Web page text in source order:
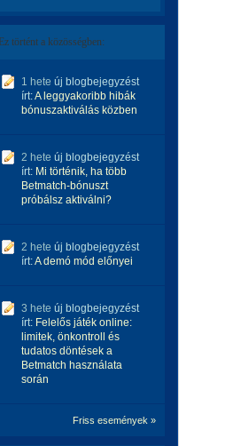
Ez történt a közösségben:
1 hete új blogbejegyzést
írt:A leggyakoribb hibák
bónuszaktiválás közben
2 hete új blogbejegyzést
írt: Mi történik, ha több
Betmatch-bónuszt
próbálsz aktiválni?
2 hete új blogbejegyzést
írt:A demó mód előnyei
3 hete új blogbejegyzést
írt: Felelős játék online:
limitek, önkontroll és
tudatos döntések a
Betmatch használata
során
Friss események »